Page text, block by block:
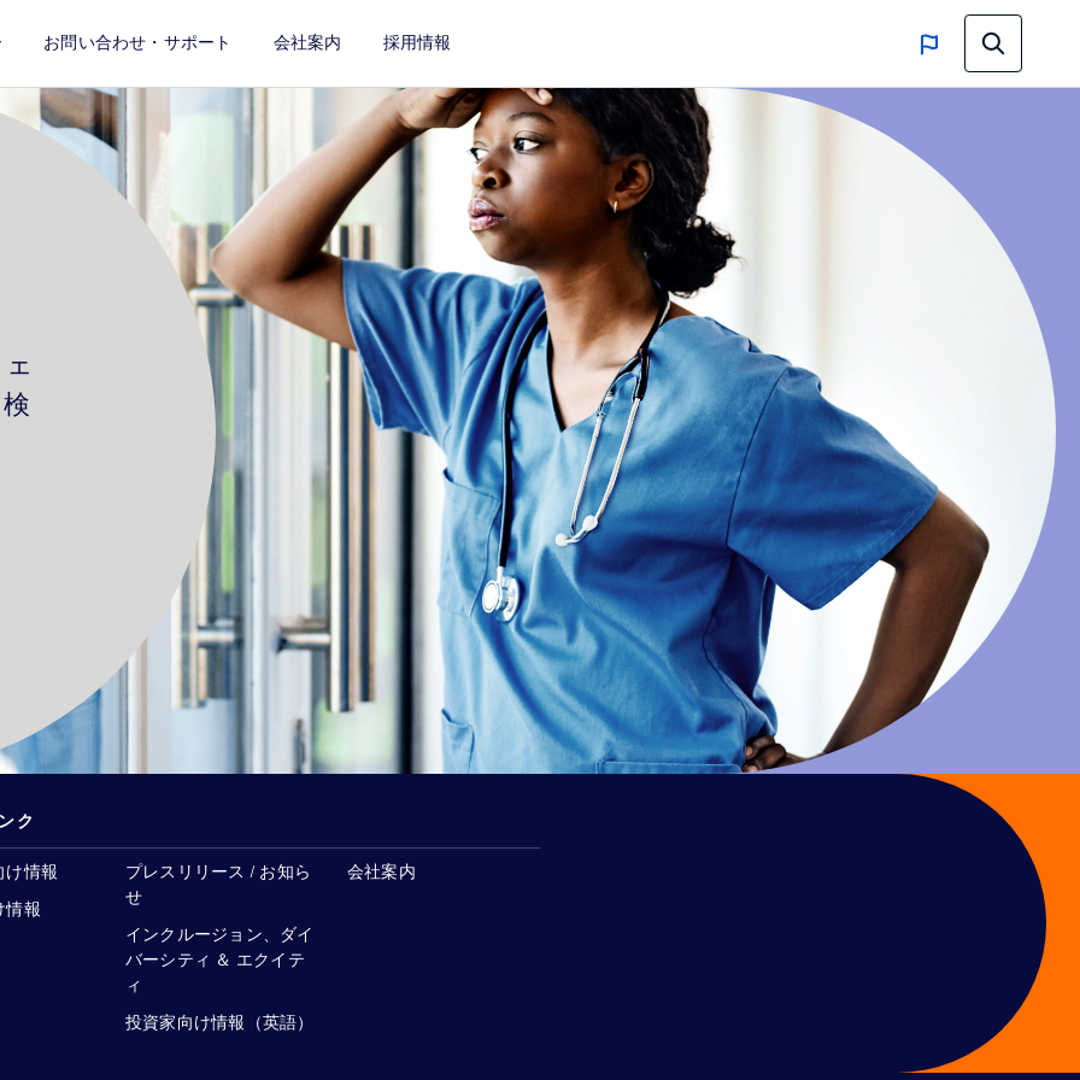
お問い合わせ・サポート 会社案内 採用情報
ク
け情報
情報
プレスリリース / お知ら
せ
インクルージョン、ダイ
バーシティ ＆ エクイテ
ィ
投資家向け情報（英語）
会社案内